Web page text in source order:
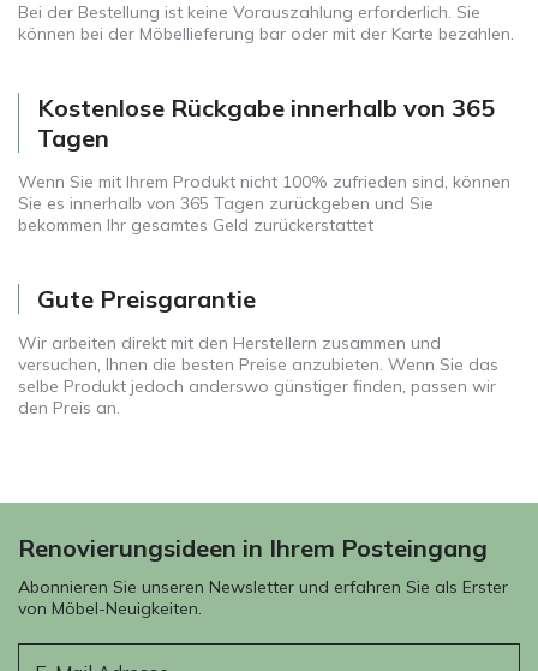
Bei der Bestellung ist keine Vorauszahlung erforderlich. Sie
können bei der Möbellieferung bar oder mit der Karte bezahlen.
Kostenlose Rückgabe innerhalb von 365
Tagen
Wenn Sie mit Ihrem Produkt nicht 100% zufrieden sind, können
Sie es innerhalb von 365 Tagen zurückgeben und Sie
bekommen Ihr gesamtes Geld zurückerstattet
Gute Preisgarantie
Wir arbeiten direkt mit den Herstellern zusammen und
versuchen, Ihnen die besten Preise anzubieten. Wenn Sie das
selbe Produkt jedoch anderswo günstiger finden, passen wir
den Preis an.
Renovierungsideen in Ihrem Posteingang
Abonnieren Sie unseren Newsletter und erfahren Sie als Erster
von Möbel-Neuigkeiten.